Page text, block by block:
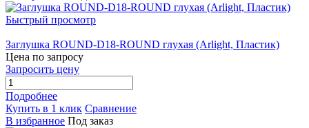
Быстрый просмотр
Заглушка ROUND-D18-ROUND глухая (Arlight, Пластик)
Цена по запросу
Запросить цену
Подробнее
Купить в 1 клик Сравнение
В избранное Под заказ